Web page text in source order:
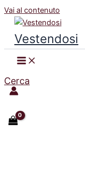
Vai al contenuto
Vestendosi
Cerca